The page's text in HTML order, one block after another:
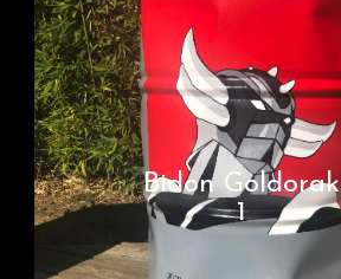
Bidon Goldorak
1